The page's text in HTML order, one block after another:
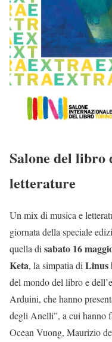
Salone del libro
letterature
Un mix di musica e
giornata della speciale
quella disabato 16
Keta, la simpatia diLinus
del mondo del libro e
Arduini, che hanno
degli Anelli”, a cui hanno
Ocean Vuong, Maurizio